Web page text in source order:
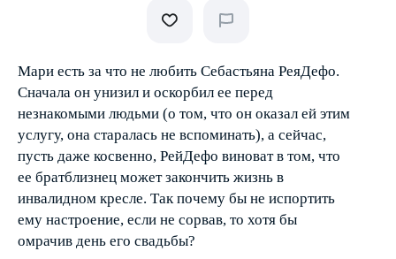
Мари есть за что не любить Себастьяна Рея­Дефо.
Сначала он унизил и оскорбил ее перед
незнакомыми людьми (о том, что он оказал ей этим
услугу, она старалась не вспоминать), а сейчас,
пусть даже косвенно, Рей­Дефо виноват в том, что
ее брат­близнец может закончить жизнь в
инвалидном кресле. Так почему бы не испортить
ему настроение, если не сорвав, то хотя бы
омрачив день его свадьбы?